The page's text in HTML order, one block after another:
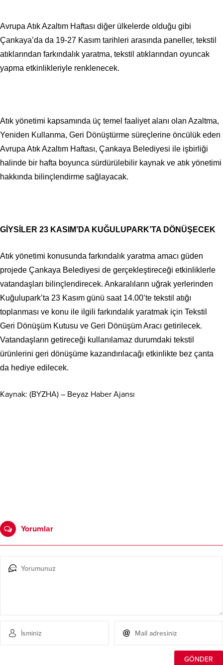
Avrupa Atık Azaltım Haftası diğer ülkelerde olduğu gibi
Çankaya’da da 19-27 Kasım tarihleri arasında paneller, tekstil
atıklarından farkındalık yaratma, tekstil atıklarından oyuncak
yapma etkinlikleriyle renklenecek.
Atık yönetimi kapsamında üç temel faaliyet alanı olan Azaltma,
Yeniden Kullanma, Geri Dönüştürme süreçlerine öncülük eden
Avrupa Atık Azaltım Haftası, Çankaya Belediyesi ile işbirliği
halinde bir hafta boyunca sürdürülebilir kaynak ve atık yönetimi
hakkında bilinçlendirme sağlayacak.
GİYSİLER 23 KASIM’DA KUĞULUPARK’TA DÖNÜŞECEK
Atık yönetimi konusunda farkındalık yaratma amacı güden
projede Çankaya Belediyesi de gerçekleştireceği etkinliklerle
vatandaşları bilinçlendirecek. Ankaralıların uğrak yerlerinden
Kuğulupark’ta 23 Kasım günü saat 14.00’te tekstil atığı
toplanması ve konu ile ilgili farkındalık yaratmak için Tekstil
Geri Dönüşüm Kutusu ve Geri Dönüşüm Aracı getirilecek.
Vatandaşların getireceği kullanılamaz durumdaki tekstil
ürünlerini geri dönüşüme kazandırılacağı etkinlikte bez çanta
da hediye edilecek.
Kaynak: (BYZHA) – Beyaz Haber Ajansı
Yorumlar